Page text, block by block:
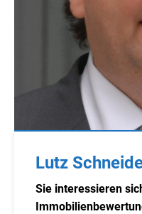
Lutz
Sie interessieren